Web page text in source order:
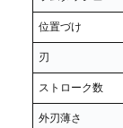
位置づけ
刃
ストローク数
外刃薄さ